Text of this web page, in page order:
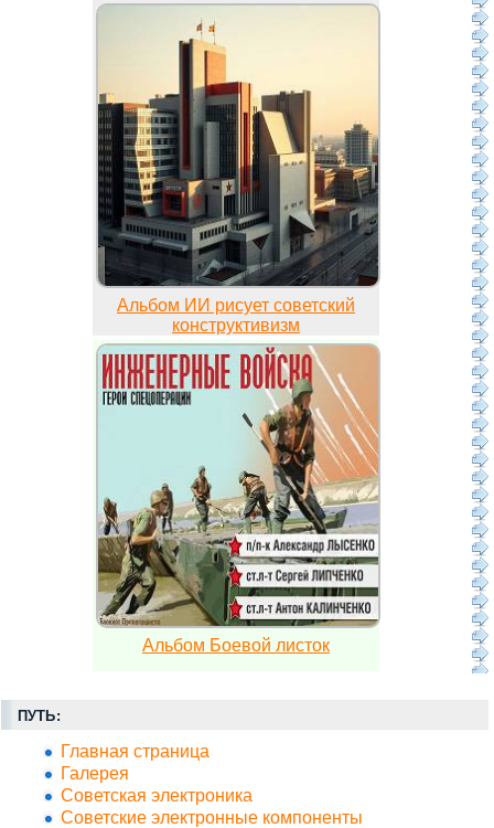
Альбом ИИ рисует советский
конструктивизм
Альбом Боевой листок
ПУТЬ:
Главная страница
Галерея
Советская электроника
Советские электронные компоненты